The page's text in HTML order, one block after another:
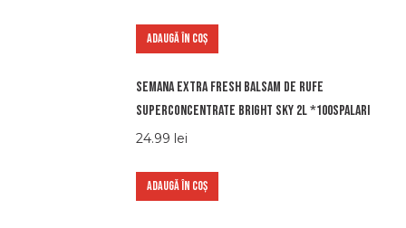
ADAUGĂ ÎN COȘ
Semana extra fresh balsam de rufe
superconcentrate bright sky 2l *100spalari
24.99 lei
ADAUGĂ ÎN COȘ